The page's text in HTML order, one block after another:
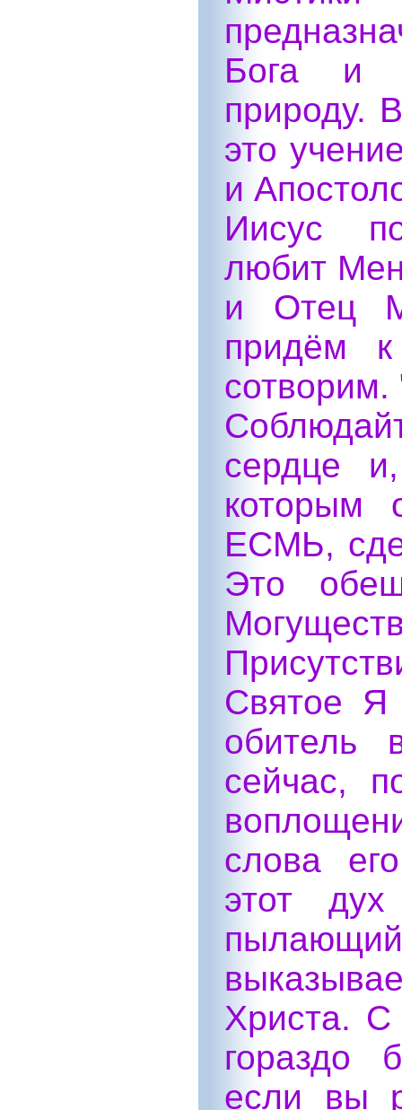
Бога и
природу.
это
и
Иисус
любит
и Отец
придём
сердце
ЕСМЬ,
Это
Святое Я
обитель
сейчас,
слова
этот
Христа. С
гораздо
если вы